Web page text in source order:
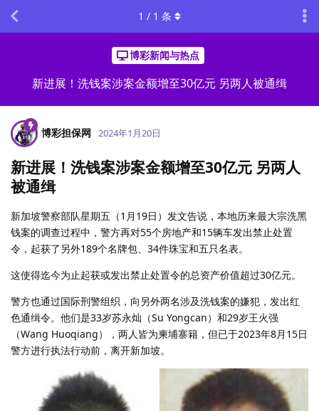
博彩新闻与热点
新进展！洗钱案涉案金额增至30亿元 另两人被通缉
1 / 1 条
博彩担保网 2024年1月20日
新进展！洗钱案涉案金额增至30亿元 另两人
被通缉
新加坡警察部队星期五（1月19日）发文告说，本地历来最大宗洗黑
钱案的调查过程中，警方再对55个房地产和15辆车发出禁止处置
令，起获了另外189个名牌包、34件珠宝和五只名表。
这使得迄今为止起获或发出禁止处置令的总资产价值超过30亿元。
警方也通过国际刑警组织，向另外两名涉及洗钱案的嫌犯，发出红
色通缉令。他们是33岁苏永灿（Su Yongcan）和29岁王火强
（Wang Huoqiang），两人皆为柬埔寨籍，但已于2023年8月15日
警方进行执法行动前，离开新加坡。